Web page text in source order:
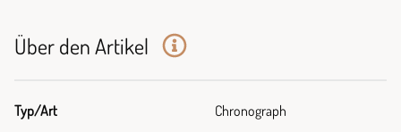
Über den Artikel
Typ/Art Chronograph